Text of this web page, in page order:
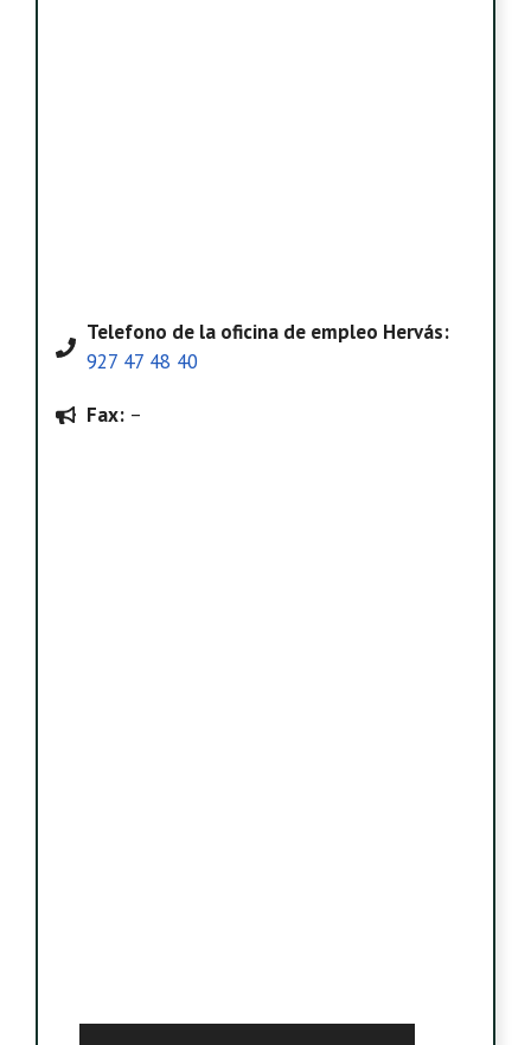
Telefono de la oficina de empleo Hervás:
927 47 48 40
Fax: –